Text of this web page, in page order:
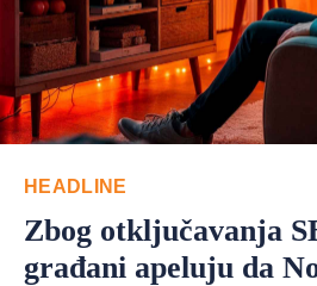
HEADLINE
Zbog otključavanja
građani apeluju da